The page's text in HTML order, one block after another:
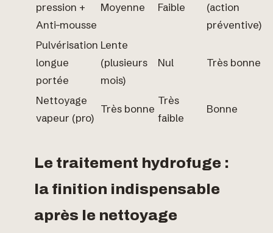
pression +
Anti-mousse
Moyenne Faible
(action
préventive)
Pulvérisation
longue
portée
Lente
(plusieurs
mois)
Nul Très bonne
Nettoyage
vapeur (pro)
Très bonne
Très
faible
Bonne
Le traitement hydrofuge :
la finition indispensable
après le nettoyage